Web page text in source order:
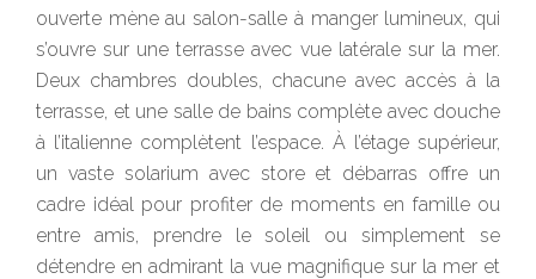
ouverte mène au salon-salle à manger lumineux, qui
s’ouvre sur une terrasse avec vue latérale sur la mer.
Deux chambres doubles, chacune avec accès à la
terrasse, et une salle de bains complète avec douche
à l’italienne complètent l’espace. À l’étage supérieur,
un vaste solarium avec store et débarras offre un
cadre idéal pour profiter de moments en famille ou
entre amis, prendre le soleil ou simplement se
détendre en admirant la vue magnifique sur la mer et